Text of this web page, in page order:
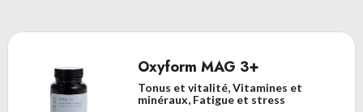
Oxyform MAG 3+
Tonus et vitalité, Vitamines et
minéraux, Fatigue et stress